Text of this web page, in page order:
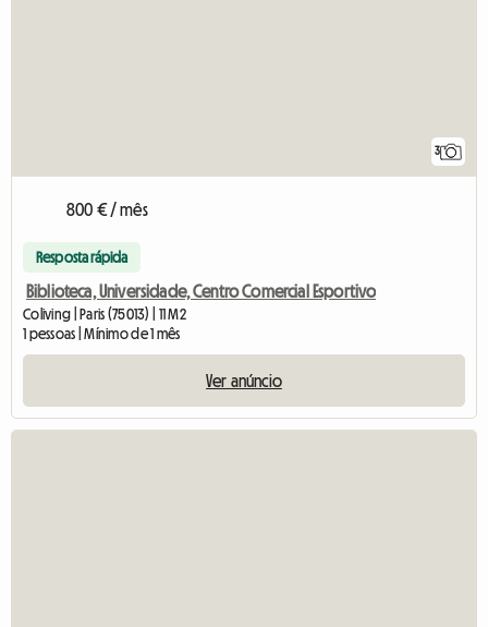
3
800 € / mês
Resposta rápida
Biblioteca, Universidade, Centro Comercial Esportivo
Coliving | Paris (75013) | 11 M2
1 pessoas | Mínimo de 1 mês
Ver anúncio